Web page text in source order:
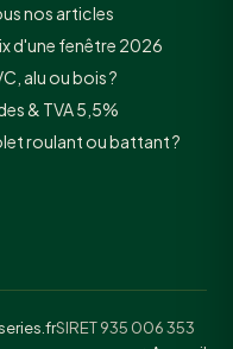
nos articles
d'une fenêtre 2026
alu ou bois ?
& TVA 5,5%
roulant ou battant ?
SIRET 935 006 353